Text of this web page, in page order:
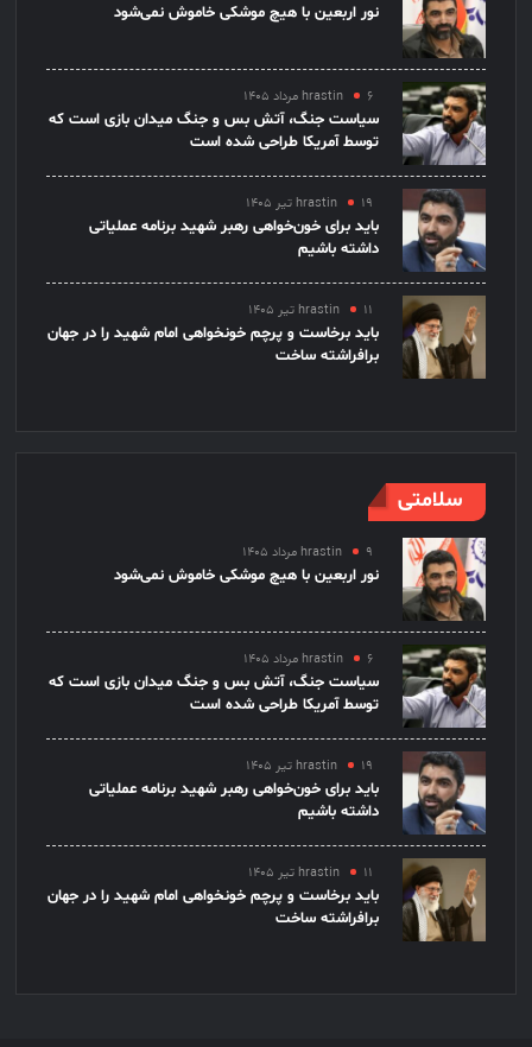
نور اربعین با هیچ موشکی خاموش نمی‌شود
hrastin ۶ مرداد ۱۴۰۵
سیاست جنگ، آتش بس و جنگ میدان بازی است که
توسط آمریکا طراحی شده است
hrastin ۱۹ تیر ۱۴۰۵
باید برای خون‌خواهی رهبر شهید برنامه عملیاتی
داشته باشیم
hrastin ۱۱ تیر ۱۴۰۵
باید برخاست و پرچم خونخواهی امام شهید را در جهان
برافراشته ساخت
سلامتی
hrastin ۹ مرداد ۱۴۰۵
نور اربعین با هیچ موشکی خاموش نمی‌شود
hrastin ۶ مرداد ۱۴۰۵
سیاست جنگ، آتش بس و جنگ میدان بازی است که
توسط آمریکا طراحی شده است
hrastin ۱۹ تیر ۱۴۰۵
باید برای خون‌خواهی رهبر شهید برنامه عملیاتی
داشته باشیم
hrastin ۱۱ تیر ۱۴۰۵
باید برخاست و پرچم خونخواهی امام شهید را در جهان
برافراشته ساخت